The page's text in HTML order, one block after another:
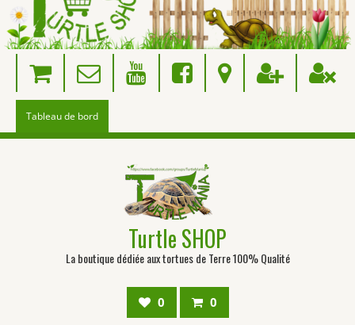
Tableau de bord
Turtle SHOP
La boutique dédiée aux tortues de Terre 100% Qualité
0 0